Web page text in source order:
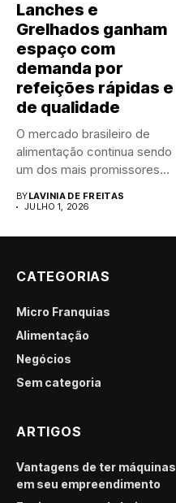
Lanches e
Grelhados ganham
espaço com
demanda por
refeições rápidas e
de qualidade
O mercado brasileiro de
alimentação continua sendo
um dos mais promissores
BYLAVINIA DE FREITAS
JULHO 1, 2026
CATEGORIAS
Micro Franquias
Alimentação
Negócios
Sem categoria
ARTIGOS
Vantagens de ter máquinas
em seu empreendimento